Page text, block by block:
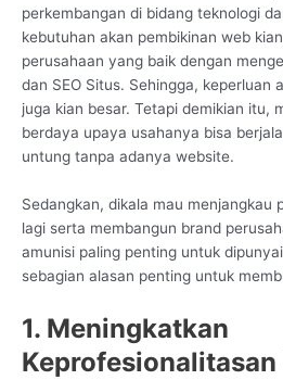
perkembangan di bidang teknologi
kebutuhan akan pembikinan web
perusahaan yang baik dengan
dan SEO Situs. Sehingga, keperluan
juga kian besar. Tetapi demikian itu,
berdaya upaya usahanya bisa
untung tanpa adanya website.
Sedangkan, dikala mau menjangkau
lagi serta membangun brand
amunisi paling penting untuk
sebagian alasan penting untuk
1. Meningkatkan
Keprofesionalitasan